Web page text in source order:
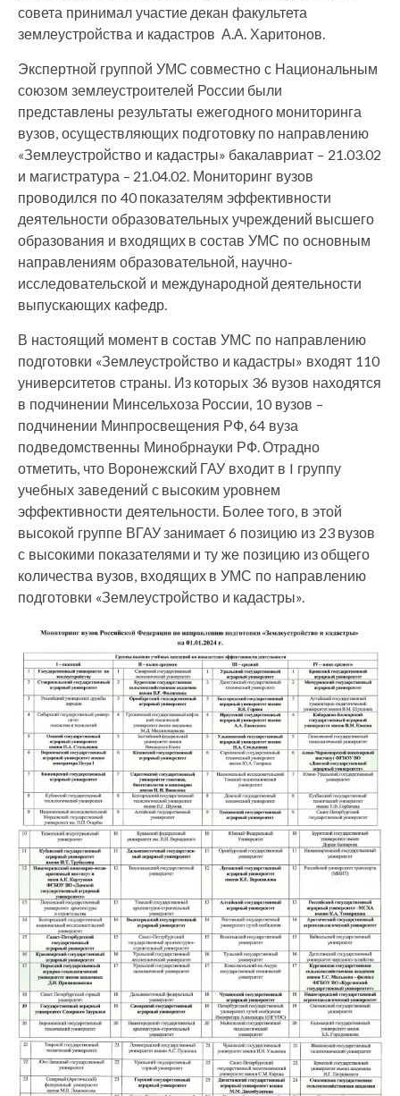
совета принимал участие декан факультета
землеустройства и кадастров А.А. Харитонов.
Экспертной группой УМС совместно с Национальным
союзом землеустроителей России были
представлены результаты ежегодного мониторинга
вузов, осуществляющих подготовку по направлению
«Землеустройство и кадастры» бакалавриат – 21.03.02
и магистратура – 21.04.02. Мониторинг вузов
проводился по 40 показателям эффективности
деятельности образовательных учреждений высшего
образования и входящих в состав УМС по основным
направлениям образовательной, научно-
исследовательской и международной деятельности
выпускающих кафедр.
В настоящий момент в состав УМС по направлению
подготовки «Землеустройство и кадастры» входят 110
университетов страны. Из которых 36 вузов находятся
в подчинении Минсельхоза России, 10 вузов –
подчинении Минпросвещения РФ, 64 вуза
подведомственны Минобрнауки РФ. Отрадно
отметить, что Воронежский ГАУ входит в I группу
учебных заведений с высоким уровнем
эффективности деятельности. Более того, в этой
высокой группе ВГАУ занимает 6 позицию из 23 вузов
с высокими показателями и ту же позицию из общего
количества вузов, входящих в УМС по направлению
подготовки «Землеустройство и кадастры».